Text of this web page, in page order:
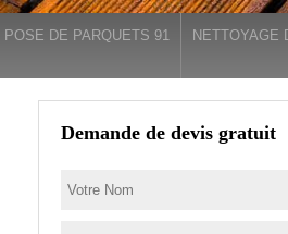
POSE DE PARQUETS 91 NETTOYAGE
Demande de devis gratuit